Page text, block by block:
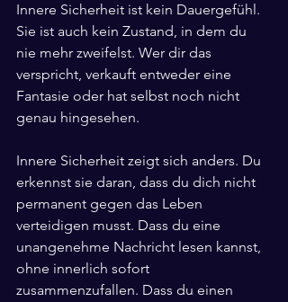
Innere Sicherheit ist kein Dauergefühl.
Sie ist auch kein Zustand, in dem du
nie mehr zweifelst. Wer dir das
verspricht, verkauft entweder eine
Fantasie oder hat selbst noch nicht
genau hingesehen.
Innere Sicherheit zeigt sich anders. Du
erkennst sie daran, dass du dich nicht
permanent gegen das Leben
verteidigen musst. Dass du eine
unangenehme Nachricht lesen kannst,
ohne innerlich sofort
zusammenzufallen. Dass du einen